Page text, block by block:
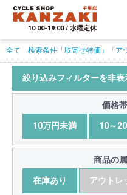
10:00-19:00 / 水曜定休
全て 検索条件 「取寄せ特価」 「ア
絞り込みフィルターを非表
価格
10万円未満 10～
商品の
在庫あり アウトレ